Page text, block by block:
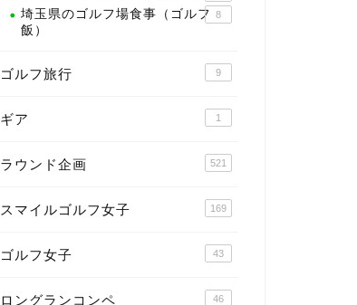
埼玉県のゴルフ場食事（ゴルフ
飯）
8
ゴルフ旅行 9
ギア 1
ラウンド企画 521
スマイルゴルフ女子 169
ゴルフ女子 43
ロングランコンペ 46